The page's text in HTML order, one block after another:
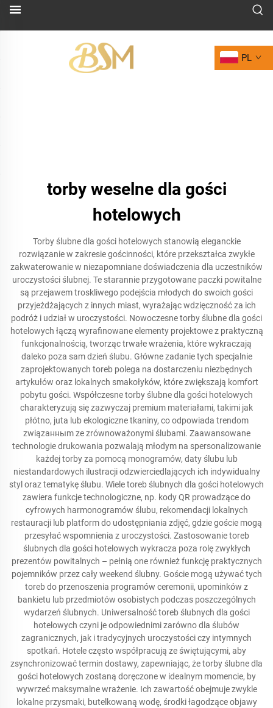
PL
torby weselne dla gości
hotelowych
Torby ślubne dla gości hotelowych stanowią eleganckie
rozwiązanie w zakresie gościnności, które przekształca zwykłe
zakwaterowanie w niezapomniane doświadczenia dla uczestników
uroczystości ślubnej. Te starannie przygotowane paczki powitalne
są przejawem troskliwego podejścia młodych do swoich gości
przyjeżdżających z innych miast, wyrażając wdzięczność za ich
podróż i udział w uroczystości. Nowoczesne torby ślubne dla gości
hotelowych łączą wyrafinowane elementy projektowe z praktyczną
funkcjonalnością, tworząc trwałe wrażenia, które wykraczają
daleko poza sam dzień ślubu. Główne zadanie tych specjalnie
zaprojektowanych toreb polega na dostarczeniu niezbędnych
artykułów oraz lokalnych smakołyków, które zwiększają komfort
pobytu gości. Współczesne torby ślubne dla gości hotelowych
charakteryzują się zazwyczaj premium materiałami, takimi jak
płótno, juta lub ekologiczne tkaniny, co odpowiada trendom
związанныm ze zrównoważonymi ślubami. Zaawansowane
technologie drukowania pozwalają młodym na spersonalizowanie
każdej torby za pomocą monogramów, daty ślubu lub
niestandardowych ilustracji odzwierciedlających ich indywidualny
styl oraz tematykę ślubu. Wiele toreb ślubnych dla gości hotelowych
zawiera funkcje technologiczne, np. kody QR prowadzące do
cyfrowych harmonogramów ślubu, rekomendacji lokalnych
restauracji lub platform do udostępniania zdjęć, gdzie goście mogą
przesyłać wspomnienia z uroczystości. Zastosowanie toreb
ślubnych dla gości hotelowych wykracza poza rolę zwykłych
prezentów powitalnych – pełnią one również funkcję praktycznych
pojemników przez cały weekend ślubny. Goście mogą używać tych
toreb do przenoszenia programów ceremonii, upominków z
bankietu lub przedmiotów osobistych podczas poszczególnych
wydarzeń ślubnych. Uniwersalność toreb ślubnych dla gości
hotelowych czyni je odpowiednimi zarówno dla ślubów
zagranicznych, jak i tradycyjnych uroczystości czy intymnych
spotkań. Hotele często współpracują ze świętującymi, aby
zsynchronizować termin dostawy, zapewniając, że torby ślubne dla
gości hotelowych zostaną doręczone w idealnym momencie, by
wywrzeć maksymalne wrażenie. Ich zawartość obejmuje zwykle
lokalne przysmaki, butelkowaną wodę, środki łagodzące objawy